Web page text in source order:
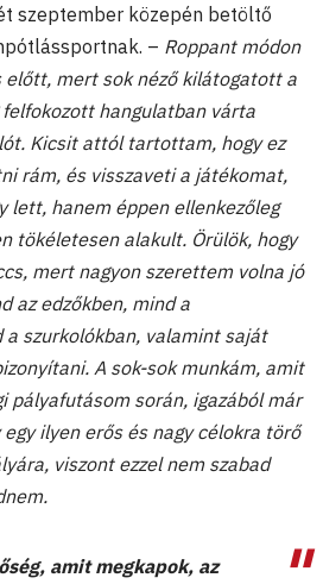
szeptember közepén betöltő
– Roppant módon
előtt, mert sok néző kilátogatott a
hangulatban várta
Kicsit attól tartottam, hogy ez
rám, és visszaveti a játékomat,
lett, hanem éppen ellenkezőleg
tökéletesen alakult. Örülök, hogy
mert nagyon szerettem volna jó
az edzőkben, mind a
szurkolókban, valamint saját
A sok-sok munkám, amit
pályafutásom során, igazából már
ilyen erős és nagy célokra törő
viszont ezzel nem szabad
amit megkapok, az